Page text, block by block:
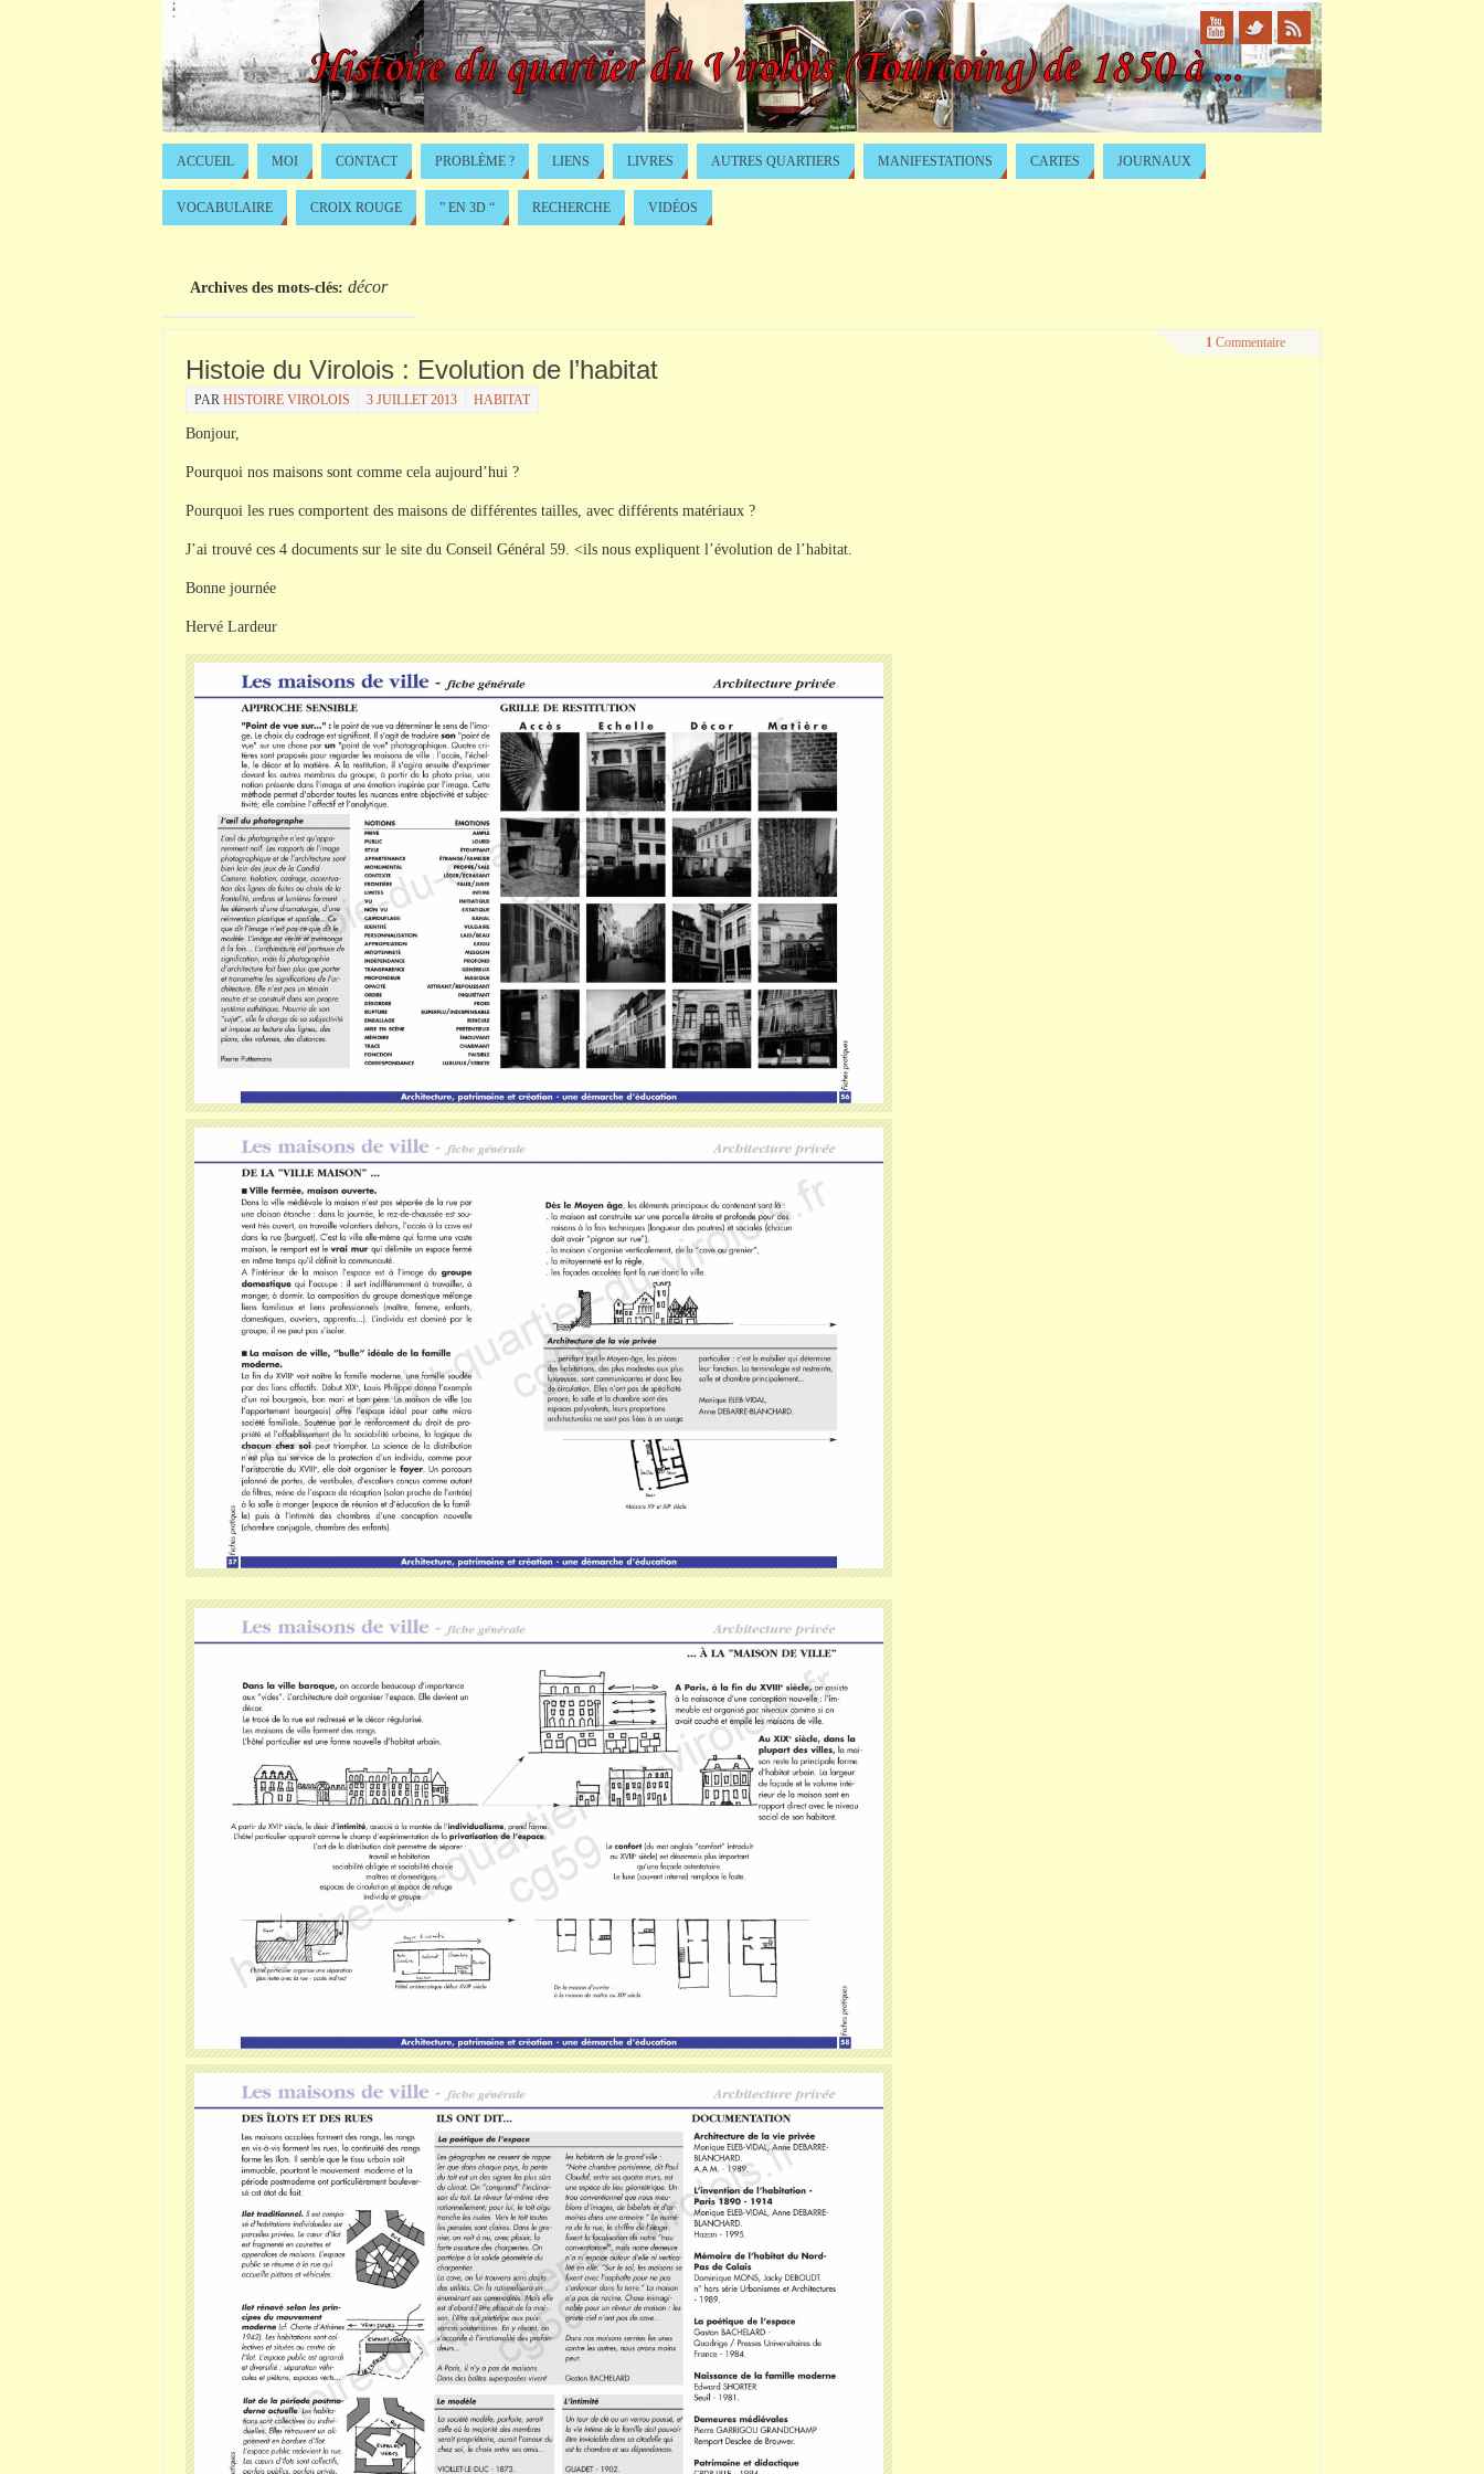
ACCUEIL MOI CONTACT PROBLÈME ? LIENS LIVRES AUTRES QUARTIERS MANIFESTATIONS CARTES JOURNAUX
VOCABULAIRE CROIX ROUGE ” EN 3D “ RECHERCHE VIDÉOS
Archives des mots-clés: décor
1 Commentaire
Histoie du Virolois : Evolution de l’habitat
PAR HISTOIRE VIROLOIS 3 JUILLET 2013 HABITAT
Bonjour,
Pourquoi nos maisons sont comme cela aujourd’hui ?
Pourquoi les rues comportent des maisons de différentes tailles, avec différents matériaux ?
J’ai trouvé ces 4 documents sur le site du Conseil Général 59. <ils nous expliquent l’évolution de l’habitat.
Bonne journée
Hervé Lardeur